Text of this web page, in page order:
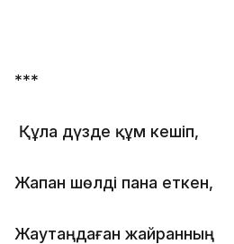
***
Құла дүзде құм кешіп,
Жапан шөлді пана еткен,
Жаутаңдаған жайранның